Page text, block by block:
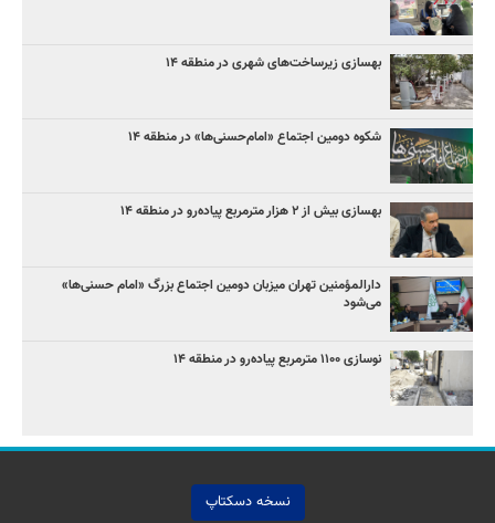
بهسازی زیرساخت‌های شهری در منطقه ۱۴
شکوه دومین اجتماع «امام‌حسنی‌ها» در منطقه ۱۴
بهسازی بیش از ۲ هزار مترمربع پیاده‌رو در منطقه ۱۴
دارالمؤمنین تهران میزبان دومین اجتماع بزرگ «امام حسنی‌ها»
می‌شود
نوسازی ۱۱۰۰ مترمربع پیاده‌رو در منطقه ۱۴
نسخه دسکتاپ